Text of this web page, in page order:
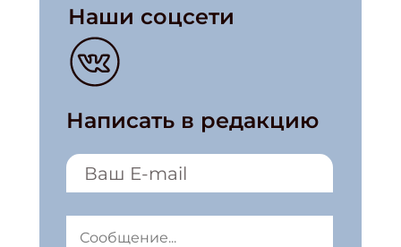
Наши соцсети
Написать в редакцию